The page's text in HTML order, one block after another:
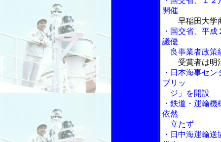
開催
早稲田大学
・国交省、平
議優
良事業者政策
受賞者は明
・日本海事セ
ブリッ
ジ」を開設
・鉄道・運輸
依然
立たず
・日中海運輸